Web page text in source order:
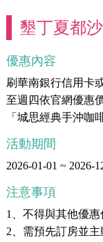
墾丁夏都
優惠內容
刷華南銀行信用卡
至週四依官網優惠
「城思經典手沖咖
活動期間
2026-01-01 ~ 2026-
注意事項
1、不得與其他優惠
2、需預先訂房並